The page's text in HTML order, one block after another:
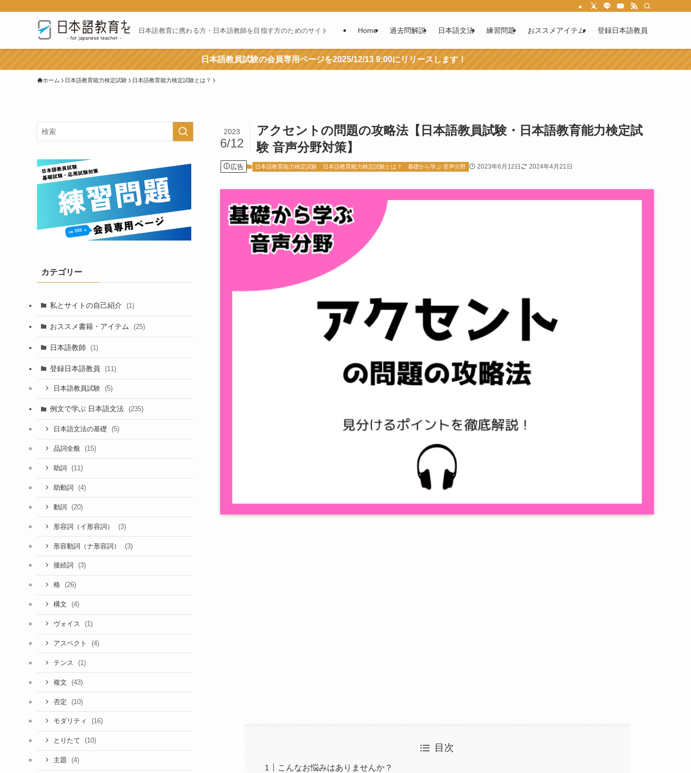
日本語教育に携わる方・日本語教師を目指す方のためのサイト Home 過去問解説 日本語文法 練習問題 おススメアイテム 登録日本語教員
日本語教員試験の会員専用ページを2025/12/13 9:00にリリースします！
ホーム 日本語教育能力検定試験 日本語教育能力検定試験とは？
アクセントの問題の攻略法【日本語教員試験・日本語教育能力検定試
験 音声分野対策】
2023
6/12
広告 日本語教育能力検定試験 日本語教育能力検定試験とは？ 基礎から学ぶ 音声分野 2023年6月12日 2024年4月21日
目次
こんなお悩みはありませんか？
カテゴリー
私とサイトの自己紹介 (1)
おススメ書籍・アイテム (25)
日本語教師 (1)
登録日本語教員 (11)
日本語教員試験 (5)
例文で学ぶ 日本語文法 (235)
日本語文法の基礎 (5)
品詞全般 (15)
助詞 (11)
助動詞 (4)
動詞 (20)
形容詞（イ形容詞） (3)
形容動詞（ナ形容詞） (3)
接続詞 (3)
格 (26)
構文 (4)
ヴォイス (1)
アスペクト (4)
テンス (1)
複文 (43)
否定 (10)
モダリティ (16)
とりたて (10)
主題 (4)